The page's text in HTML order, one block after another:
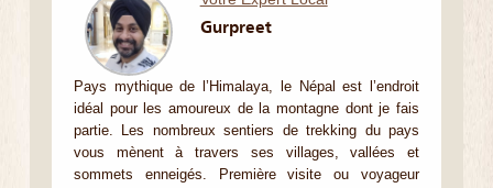
Gurpreet
Pays mythique de l’Himalaya, le Népal est l’endroit
idéal pour les amoureux de la montagne dont je fais
partie. Les nombreux sentiers de trekking du pays
vous mènent à travers ses villages, vallées et
sommets enneigés. Première visite ou voyageur